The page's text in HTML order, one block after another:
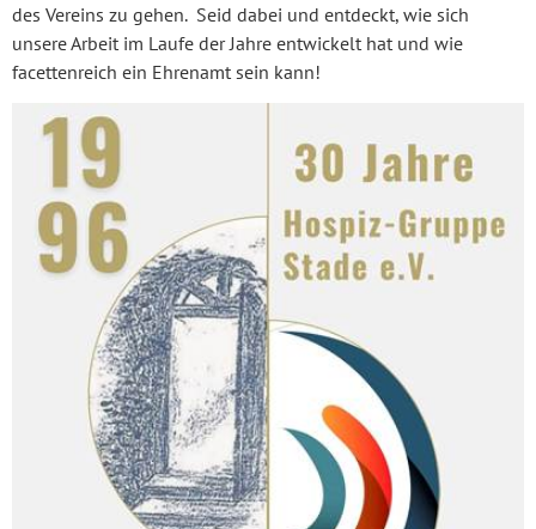
des Vereins zu gehen. Seid dabei und entdeckt, wie sich
unsere Arbeit im Laufe der Jahre entwickelt hat und wie
facettenreich ein Ehrenamt sein kann!